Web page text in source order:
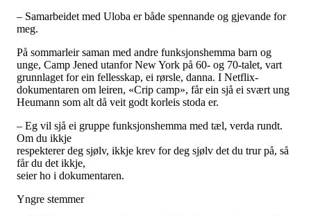
– Samarbeidet med Uloba er både spennande og gjevande for
meg.
På sommarleir saman med andre funksjonshemma barn og
unge, Camp Jened utanfor New York på 60- og 70-talet, vart
grunnlaget for ein fellesskap, ei rørsle, danna. I Netflix-
dokumentaren om leiren, «Crip camp», får ein sjå ei svært ung
Heumann som alt då veit godt korleis stoda er.
– Eg vil sjå ei gruppe funksjonshemma med tæl, verda rundt.
Om du ikkje
respekterer deg sjølv, ikkje krev for deg sjølv det du trur på, så
får du det ikkje,
seier ho i dokumentaren.
Yngre stemmer